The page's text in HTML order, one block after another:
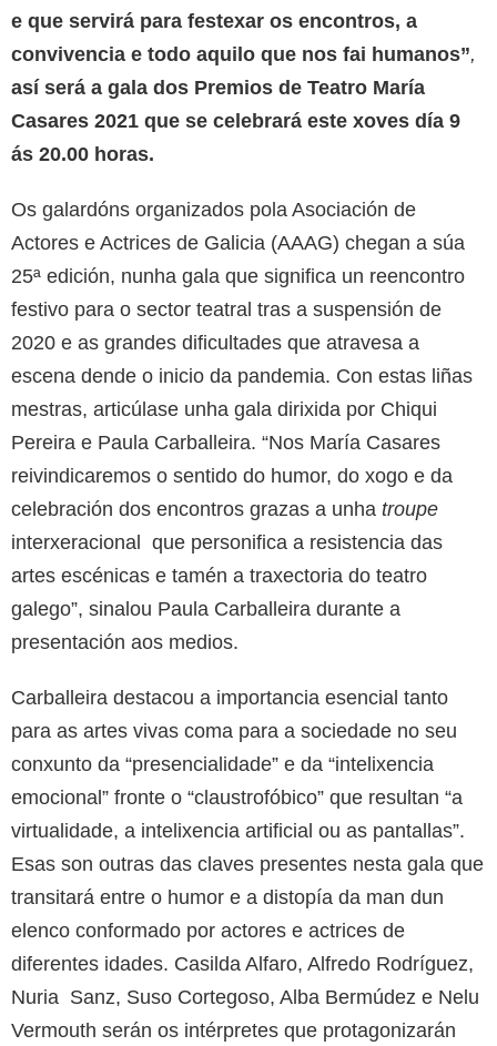
e que servirá para festexar os encontros, a
convivencia e todo aquilo que nos fai humanos”,
así será a gala dos Premios de Teatro María
Casares 2021 que se celebrará este xoves día 9
ás 20.00 horas.
Os galardóns organizados pola Asociación de
Actores e Actrices de Galicia (AAAG) chegan a súa
25ª edición, nunha gala que significa un reencontro
festivo para o sector teatral tras a suspensión de
2020 e as grandes dificultades que atravesa a
escena dende o inicio da pandemia. Con estas liñas
mestras, articúlase unha gala dirixida por Chiqui
Pereira e Paula Carballeira. “Nos María Casares
reivindicaremos o sentido do humor, do xogo e da
celebración dos encontros grazas a unha troupe
interxeracional que personifica a resistencia das
artes escénicas e tamén a traxectoria do teatro
galego”, sinalou Paula Carballeira durante a
presentación aos medios.
Carballeira destacou a importancia esencial tanto
para as artes vivas coma para a sociedade no seu
conxunto da “presencialidade” e da “intelixencia
emocional” fronte o “claustrofóbico” que resultan “a
virtualidade, a intelixencia artificial ou as pantallas”.
Esas son outras das claves presentes nesta gala que
transitará entre o humor e a distopía da man dun
elenco conformado por actores e actrices de
diferentes idades. Casilda Alfaro, Alfredo Rodríguez,
Nuria Sanz, Suso Cortegoso, Alba Bermúdez e Nelu
Vermouth serán os intérpretes que protagonizarán